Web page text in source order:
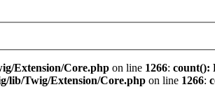
Extension/Core.php on line 1266: count():
lib/Twig/Extension/Core.php on line 1266: